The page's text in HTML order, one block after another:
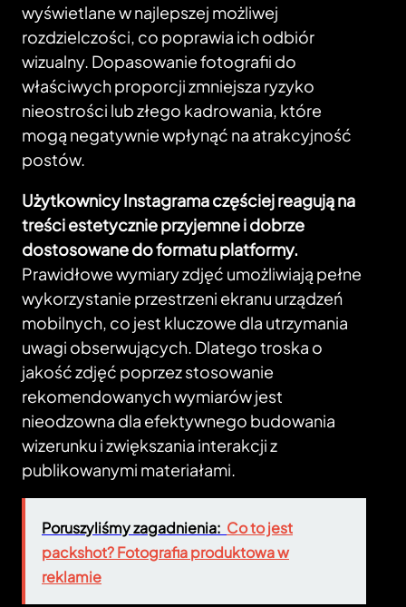
wyświetlane w najlepszej możliwej
rozdzielczości, co poprawia ich odbiór
wizualny. Dopasowanie fotografii do
właściwych proporcji zmniejsza ryzyko
nieostrości lub złego kadrowania, które
mogą negatywnie wpłynąć na atrakcyjność
postów.
Użytkownicy Instagrama częściej reagują na
treści estetycznie przyjemne i dobrze
dostosowane do formatu platformy.
Prawidłowe wymiary zdjęć umożliwiają pełne
wykorzystanie przestrzeni ekranu urządzeń
mobilnych, co jest kluczowe dla utrzymania
uwagi obserwujących. Dlatego troska o
jakość zdjęć poprzez stosowanie
rekomendowanych wymiarów jest
nieodzowna dla efektywnego budowania
wizerunku i zwiększania interakcji z
publikowanymi materiałami.
Poruszyliśmy zagadnienia: Co to jest
packshot? Fotografia produktowa w
reklamie